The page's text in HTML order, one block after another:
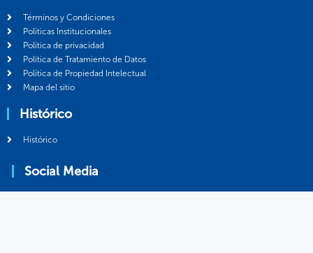
Términos y Condiciones
Politicas Institucionales
Política de privacidad
Política de Tratamiento de Datos
Política de Propiedad Intelectual
Mapa del sitio
Histórico
Histórico
Social Media